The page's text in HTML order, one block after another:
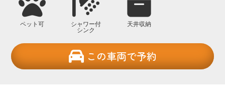
ペット可
シャワー付
シンク
天井収納
この車両で予約